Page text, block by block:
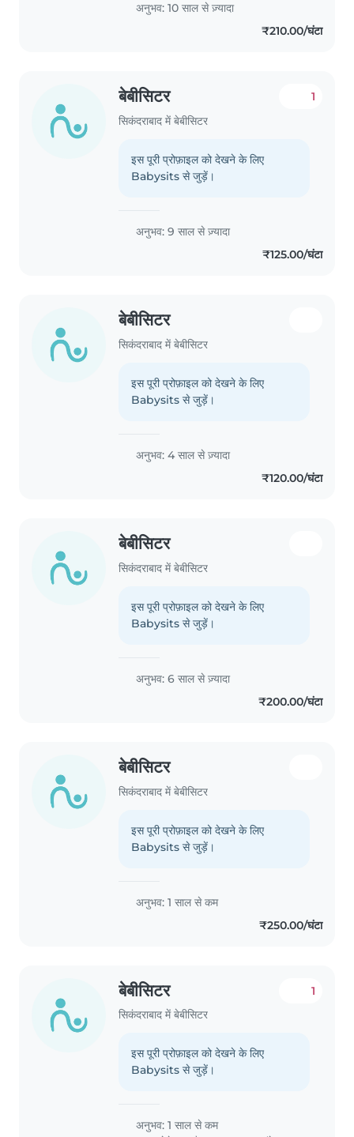
अनुभव: 10 साल से ज़्यादा
₹210.00/घंटा
बेबीसिटर
सिकंदराबाद में बेबीसिटर
1
इस पूरी प्रोफ़ाइल को देखने के लिए
Babysits से जुड़ें।
अनुभव: 9 साल से ज़्यादा
₹125.00/घंटा
बेबीसिटर
सिकंदराबाद में बेबीसिटर
इस पूरी प्रोफ़ाइल को देखने के लिए
Babysits से जुड़ें।
अनुभव: 4 साल से ज़्यादा
₹120.00/घंटा
बेबीसिटर
सिकंदराबाद में बेबीसिटर
इस पूरी प्रोफ़ाइल को देखने के लिए
Babysits से जुड़ें।
अनुभव: 6 साल से ज़्यादा
₹200.00/घंटा
बेबीसिटर
सिकंदराबाद में बेबीसिटर
इस पूरी प्रोफ़ाइल को देखने के लिए
Babysits से जुड़ें।
अनुभव: 1 साल से कम
₹250.00/घंटा
बेबीसिटर
सिकंदराबाद में बेबीसिटर
1
इस पूरी प्रोफ़ाइल को देखने के लिए
Babysits से जुड़ें।
अनुभव: 1 साल से कम